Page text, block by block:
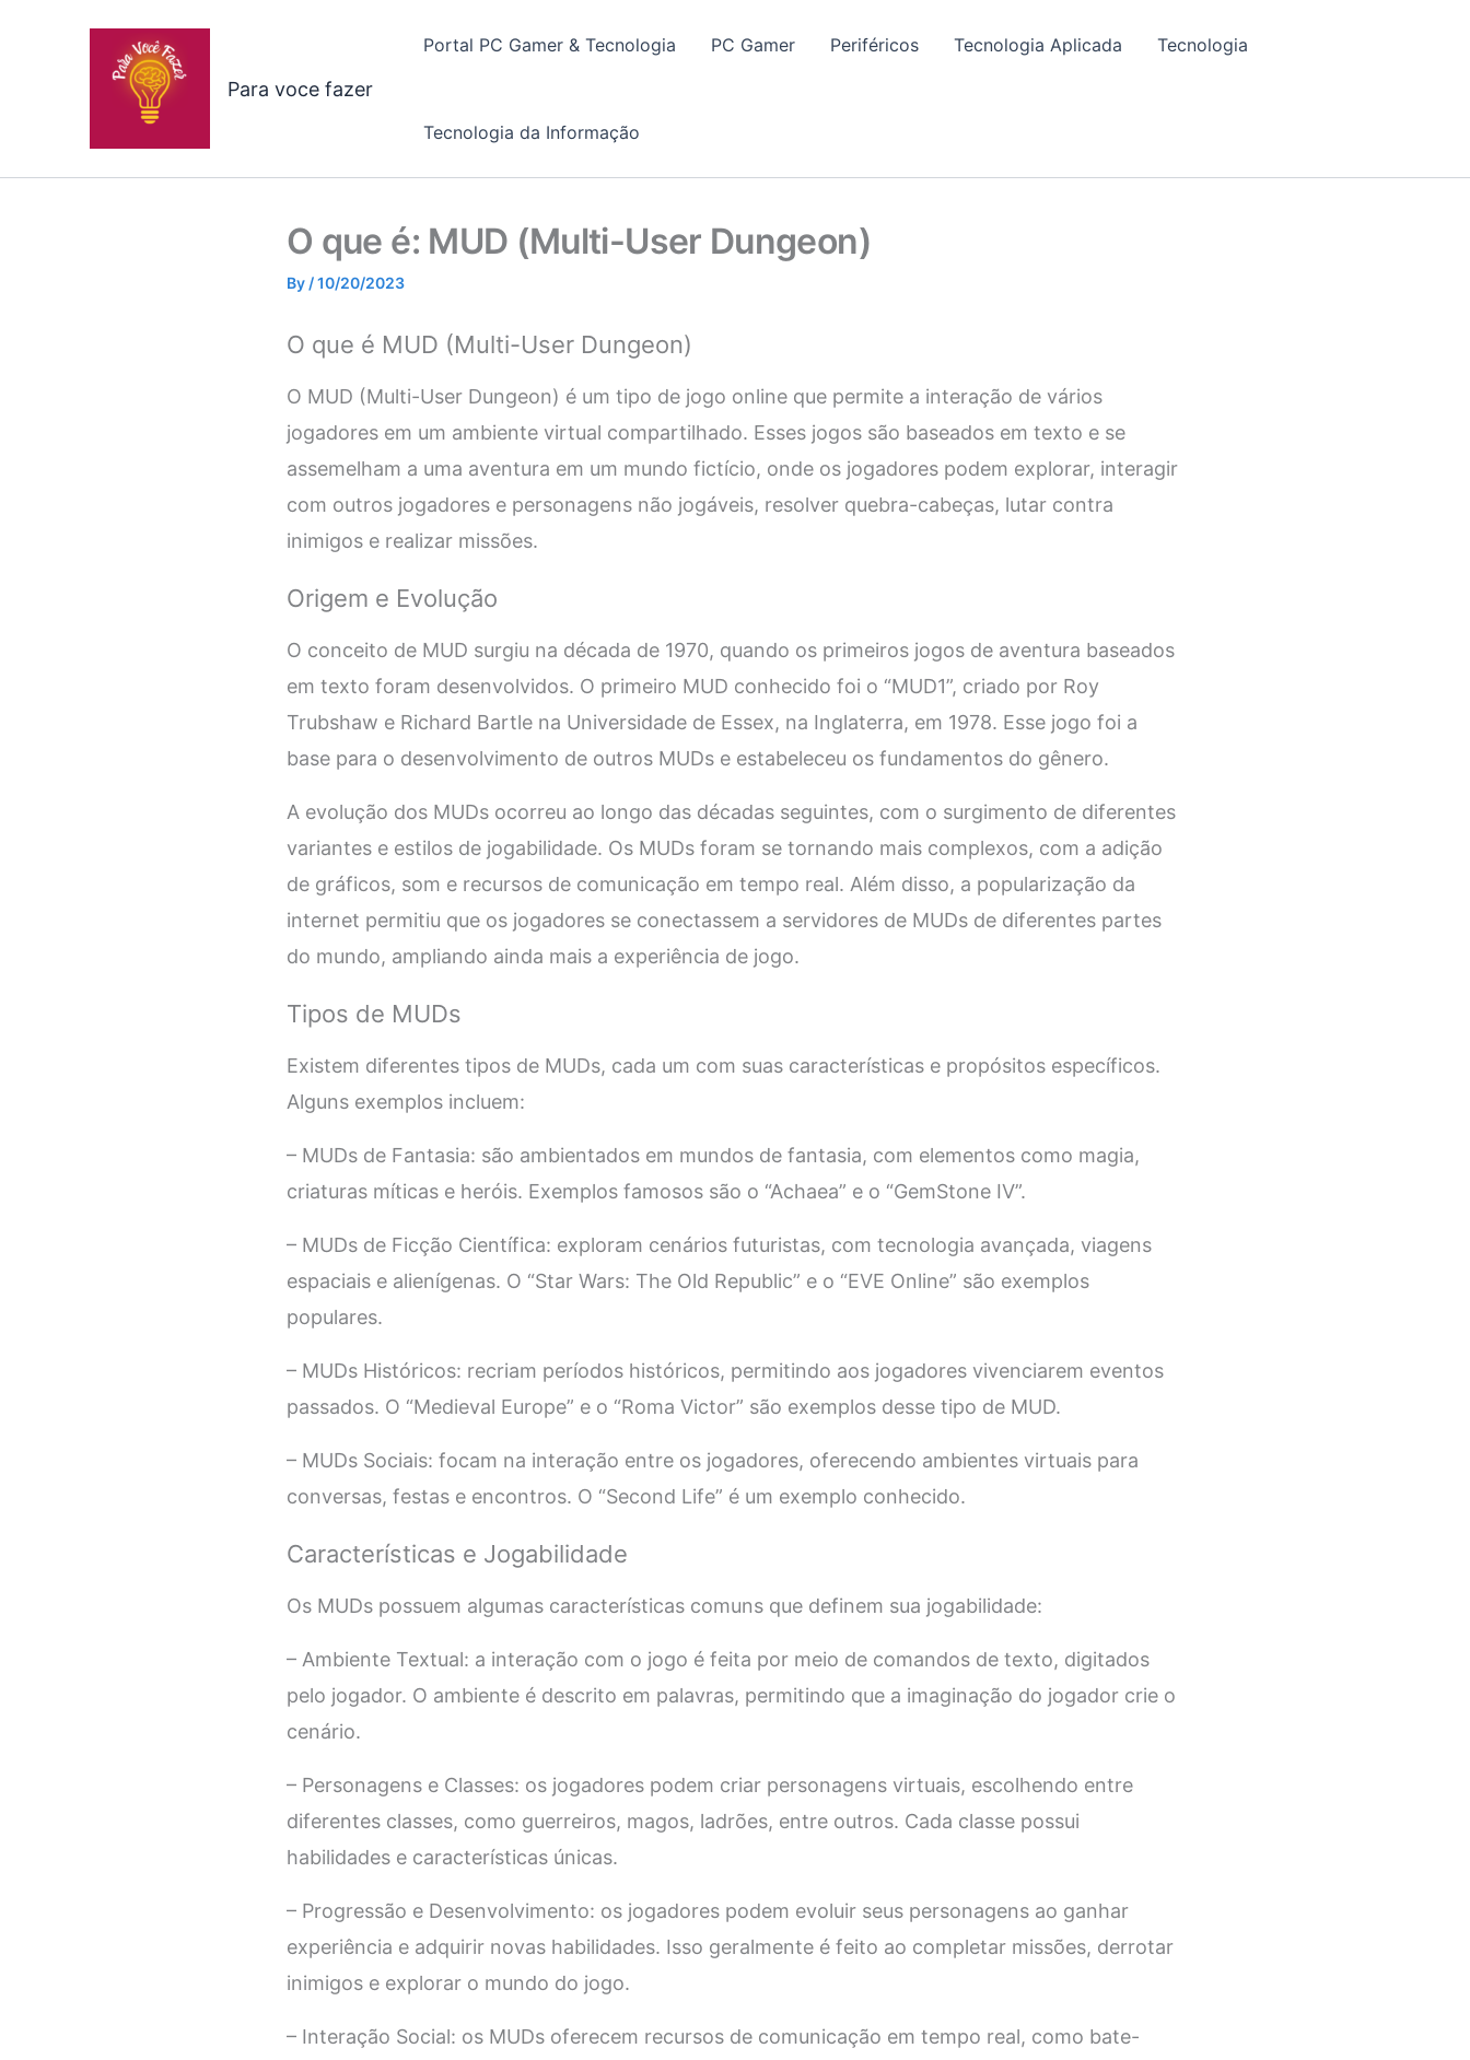
Para voce fazer
Portal PC Gamer & Tecnologia PC Gamer Periféricos Tecnologia Aplicada Tecnologia
Tecnologia da Informação
O que é: MUD (Multi-User Dungeon)
By /10/20/2023
O que é MUD (Multi-User Dungeon)
O MUD (Multi-User Dungeon) é um tipo de jogo online que permite a interação de vários
jogadores em um ambiente virtual compartilhado. Esses jogos são baseados em texto e se
assemelham a uma aventura em um mundo fictício, onde os jogadores podem explorar, interagir
com outros jogadores e personagens não jogáveis, resolver quebra-cabeças, lutar contra
inimigos e realizar missões.
Origem e Evolução
O conceito de MUD surgiu na década de 1970, quando os primeiros jogos de aventura baseados
em texto foram desenvolvidos. O primeiro MUD conhecido foi o “MUD1”, criado por Roy
Trubshaw e Richard Bartle na Universidade de Essex, na Inglaterra, em 1978. Esse jogo foi a
base para o desenvolvimento de outros MUDs e estabeleceu os fundamentos do gênero.
A evolução dos MUDs ocorreu ao longo das décadas seguintes, com o surgimento de diferentes
variantes e estilos de jogabilidade. Os MUDs foram se tornando mais complexos, com a adição
de gráficos, som e recursos de comunicação em tempo real. Além disso, a popularização da
internet permitiu que os jogadores se conectassem a servidores de MUDs de diferentes partes
do mundo, ampliando ainda mais a experiência de jogo.
Tipos de MUDs
Existem diferentes tipos de MUDs, cada um com suas características e propósitos específicos.
Alguns exemplos incluem:
– MUDs de Fantasia: são ambientados em mundos de fantasia, com elementos como magia,
criaturas míticas e heróis. Exemplos famosos são o “Achaea” e o “GemStone IV”.
– MUDs de Ficção Científica: exploram cenários futuristas, com tecnologia avançada, viagens
espaciais e alienígenas. O “Star Wars: The Old Republic” e o “EVE Online” são exemplos
populares.
– MUDs Históricos: recriam períodos históricos, permitindo aos jogadores vivenciarem eventos
passados. O “Medieval Europe” e o “Roma Victor” são exemplos desse tipo de MUD.
– MUDs Sociais: focam na interação entre os jogadores, oferecendo ambientes virtuais para
conversas, festas e encontros. O “Second Life” é um exemplo conhecido.
Características e Jogabilidade
Os MUDs possuem algumas características comuns que definem sua jogabilidade:
– Ambiente Textual: a interação com o jogo é feita por meio de comandos de texto, digitados
pelo jogador. O ambiente é descrito em palavras, permitindo que a imaginação do jogador crie o
cenário.
– Personagens e Classes: os jogadores podem criar personagens virtuais, escolhendo entre
diferentes classes, como guerreiros, magos, ladrões, entre outros. Cada classe possui
habilidades e características únicas.
– Progressão e Desenvolvimento: os jogadores podem evoluir seus personagens ao ganhar
experiência e adquirir novas habilidades. Isso geralmente é feito ao completar missões, derrotar
inimigos e explorar o mundo do jogo.
– Interação Social: os MUDs oferecem recursos de comunicação em tempo real, como bate-